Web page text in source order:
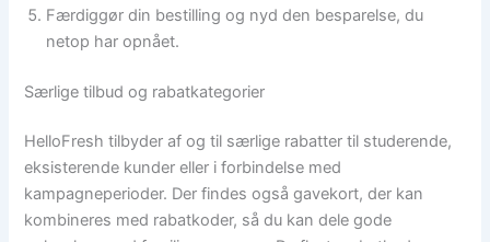
Færdiggør din bestilling og nyd den besparelse, du
netop har opnået.
Særlige tilbud og rabatkategorier
HelloFresh tilbyder af og til særlige rabatter til studerende,
eksisterende kunder eller i forbindelse med
kampagneperioder. Der findes også gavekort, der kan
kombineres med rabatkoder, så du kan dele gode